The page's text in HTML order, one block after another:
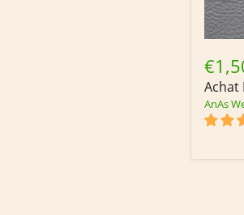
Extra
Achat
AnAs